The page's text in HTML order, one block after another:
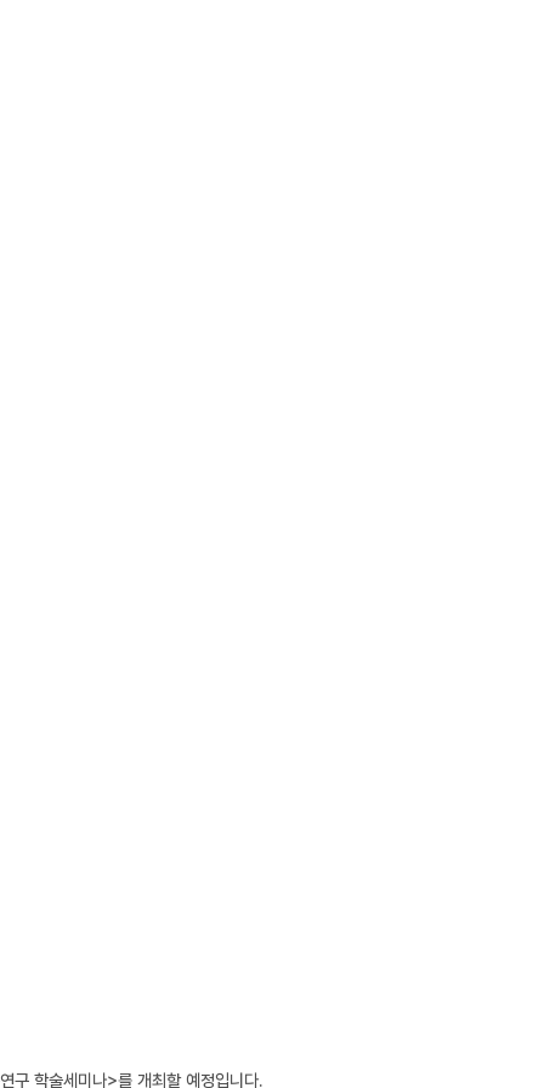
구 학술세미나>를 개최할 예정입니다.